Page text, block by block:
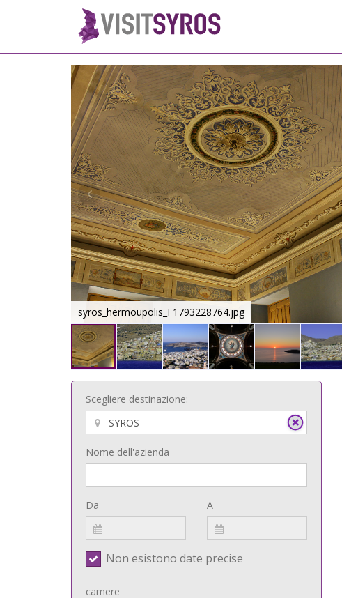
syros_hermoupolis_F1793228764.jpg
Scegliere destinazione:
Nome dell'azienda
Da A
Non esistono date precise
camere